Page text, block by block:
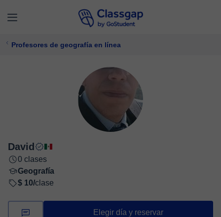
Profesores de geografía en línea
David
0 clases
Geografía
$ 10/clase
Elegir día y reservar